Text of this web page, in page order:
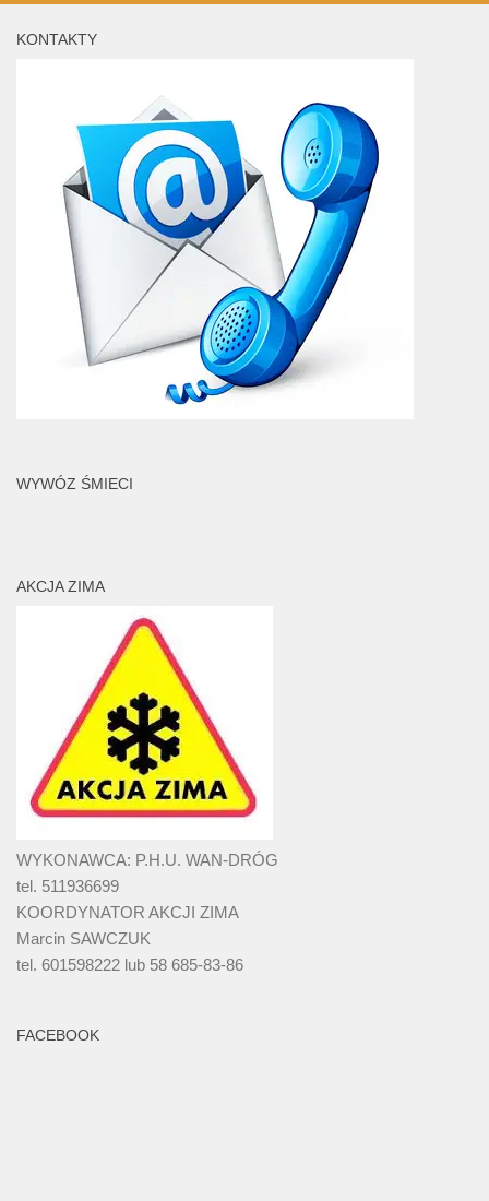
KONTAKTY
WYWÓZ ŚMIECI
AKCJA ZIMA
WYKONAWCA: P.H.U. WAN-DRÓG
tel. 511936699
KOORDYNATOR AKCJI ZIMA
Marcin SAWCZUK
tel. 601598222 lub 58 685-83-86
FACEBOOK